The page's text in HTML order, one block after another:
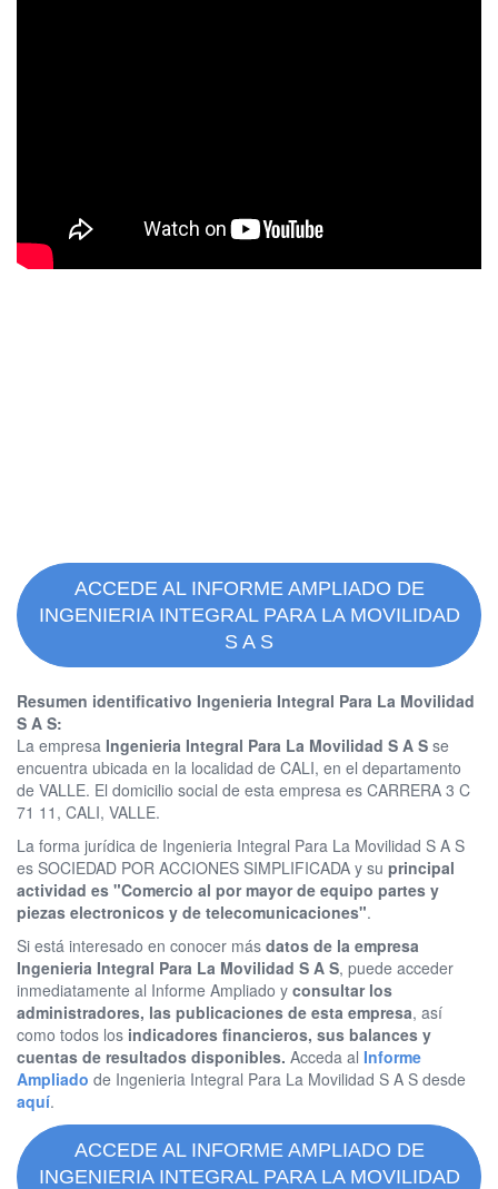
ACCEDE AL INFORME AMPLIADO DE
INGENIERIA INTEGRAL PARA LA MOVILIDAD
S A S
Resumen identificativo Ingenieria Integral Para La Movilidad
S A S:
La empresa Ingenieria Integral Para La Movilidad S A S se
encuentra ubicada en la localidad de CALI, en el departamento
de VALLE. El domicilio social de esta empresa es CARRERA 3 C
71 11, CALI, VALLE.
La forma jurídica de Ingenieria Integral Para La Movilidad S A S
es SOCIEDAD POR ACCIONES SIMPLIFICADA y su principal
actividad es "Comercio al por mayor de equipo partes y
piezas electronicos y de telecomunicaciones".
Si está interesado en conocer más datos de la empresa
Ingenieria Integral Para La Movilidad S A S, puede acceder
inmediatamente al Informe Ampliado y consultar los
administradores, las publicaciones de esta empresa, así
como todos los indicadores financieros, sus balances y
cuentas de resultados disponibles. Acceda al Informe
Ampliado de Ingenieria Integral Para La Movilidad S A S desde
aquí.
ACCEDE AL INFORME AMPLIADO DE
INGENIERIA INTEGRAL PARA LA MOVILIDAD